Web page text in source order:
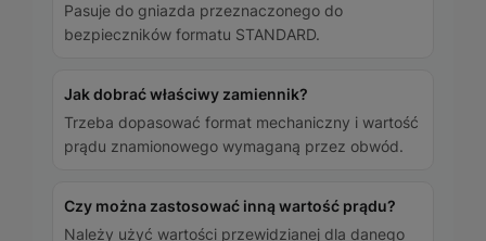
Pasuje do gniazda przeznaczonego do
bezpieczników formatu STANDARD.
Jak dobrać właściwy zamiennik?
Trzeba dopasować format mechaniczny i wartość
prądu znamionowego wymaganą przez obwód.
Czy można zastosować inną wartość prądu?
Należy użyć wartości przewidzianej dla danego